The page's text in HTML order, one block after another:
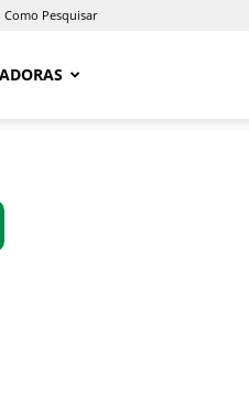
Como Pesquisar